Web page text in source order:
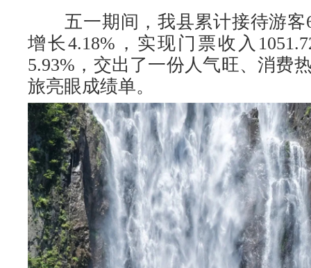
五一期间，我县累计接待游客
增长4.18%，实现门票收入
5.93%，交出了一份人气旺、消费
旅亮眼成绩单。